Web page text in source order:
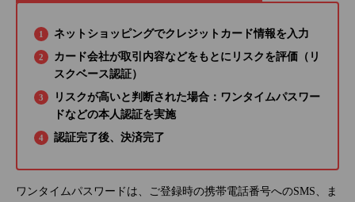
ネットショッピングでクレジットカード情報を入力
カード会社が取引内容などをもとにリスクを評価（リ
スクベース認証）
リスクが高いと判断された場合：ワンタイムパスワー
ドなどの本人認証を実施
認証完了後、決済完了
ワンタイムパスワードは、ご登録時の携帯電話番号へのSMS、ま